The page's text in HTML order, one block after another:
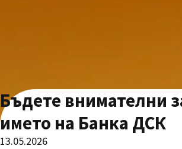
Бъдете внимателни
името на Банка ДСК
13.05.2026